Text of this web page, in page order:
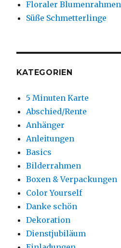
Floraler Blumenrahmen
Süße Schmetterlinge
KATEGORIEN
5 Minuten Karte
Abschied/Rente
Anhänger
Anleitungen
Basics
Bilderrahmen
Boxen & Verpackungen
Color Yourself
Danke schön
Dekoration
Dienstjubiläum